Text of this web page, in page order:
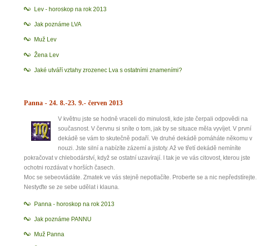
Lev - horoskop na rok 2013
Jak poznáme LVA
Muž Lev
Žena Lev
Jaké utváří vztahy zrozenec Lva s ostatními znameními?
Panna - 24. 8.-23. 9.- červen 2013
V květnu jste se hodně vraceli do minulosti, kde jste čerpali odpovědi na
současnost. V červnu si sníte o tom, jak by se situace měla vyvíjet. V první
dekádě se vám to skutečně podaří. Ve druhé dekádě pomáháte někomu v
nouzi. Jste silní a nabízíte zázemí a jistoty. Až ve třetí dekádě nemíníte
pokračovat v chlebodárství, když se ostatní uzavírají. I tak je ve vás citovost, kterou jste
ochotni rozdávat v horších časech.
Moc se sebeovládáte. Zmatek ve vás stejně nepotlačíte. Proberte se a nic nepředstírejte.
Nestyďte se ze sebe udělat i klauna.
Panna - horoskop na rok 2013
Jak poznáme PANNU
Muž Panna